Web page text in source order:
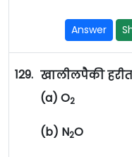
Answer
129. खालीलपैकी
(a) O2
(b) N2O